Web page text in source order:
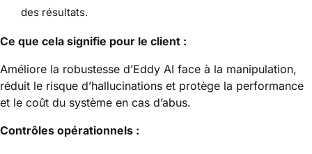
des résultats.
Ce que cela signifie pour le client :
Améliore la robustesse d’Eddy AI face à la manipulation,
réduit le risque d’hallucinations et protège la performance
et le coût du système en cas d’abus.
Contrôles opérationnels :